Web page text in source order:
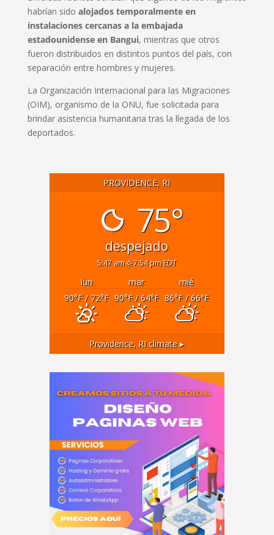
habrían sido alojados temporalmente en
instalaciones cercanas a la embajada
estadounidense en Bangui, mientras que otros
fueron distribuidos en distintos puntos del país, con
separación entre hombres y mujeres.
La Organización Internacional para las Migraciones
(OIM), organismo de la ONU, fue solicitada para
brindar asistencia humanitaria tras la llegada de los
deportados.
PROVIDENCE, RI
75°
despejado
5:47 am 7:54 pm EDT
lun mar
mié
90°F/ 72°F 90°F/ 64°F 86°F/ 66°F
Providence, RI climate ▸